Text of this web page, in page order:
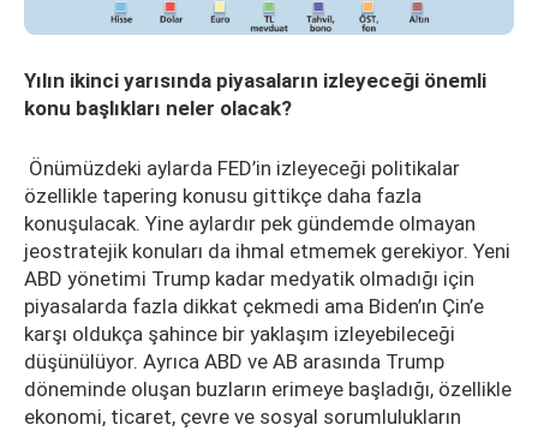
Yılın ikinci yarısında piyasaların izleyeceği önemli
konu başlıkları neler olacak?
Önümüzdeki aylarda FED’in izleyeceği politikalar
özellikle tapering konusu gittikçe daha fazla
konuşulacak. Yine aylardır pek gündemde olmayan
jeostratejik konuları da ihmal etmemek gerekiyor. Yeni
ABD yönetimi Trump kadar medyatik olmadığı için
piyasalarda fazla dikkat çekmedi ama Biden’ın Çin’e
karşı oldukça şahince bir yaklaşım izleyebileceği
düşünülüyor. Ayrıca ABD ve AB arasında Trump
döneminde oluşan buzların erimeye başladığı, özellikle
ekonomi, ticaret, çevre ve sosyal sorumlulukların